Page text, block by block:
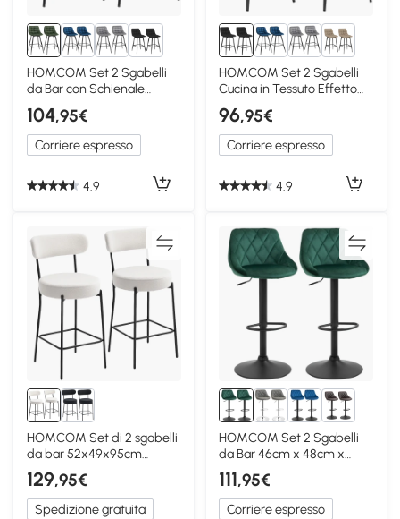
2+
HOMCOM Set 2 Sgabelli
da Bar con Schienale
Velluto Verde
104,95€
Corriere espresso
4.9
2+
HOMCOM Set 2 Sgabelli
Cucina in Tessuto Effetto
Velluto Nero
96,95€
Corriere espresso
4.9
HOMCOM Set di 2 sgabelli
da bar 52x49x95cm
Crema
129,95€
Spedizione gratuita
3+
HOMCOM Set 2 Sgabelli
da Bar 46cm x 48cm x
104cm Verde Scuro
111,95€
Corriere espresso